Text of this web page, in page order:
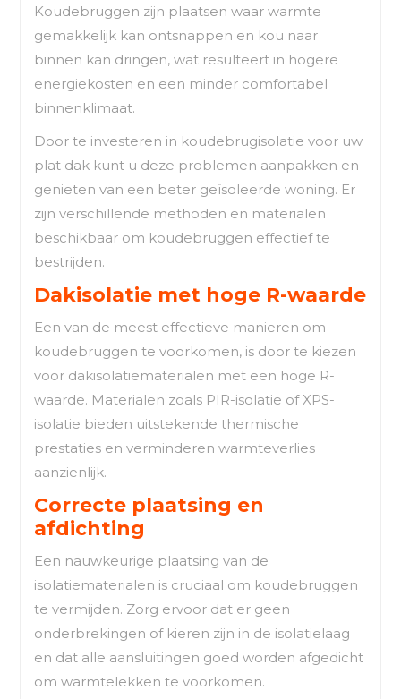
Koudebruggen zijn plaatsen waar warmte
gemakkelijk kan ontsnappen en kou naar
binnen kan dringen, wat resulteert in hogere
energiekosten en een minder comfortabel
binnenklimaat.
Door te investeren in koudebrugisolatie voor uw
plat dak kunt u deze problemen aanpakken en
genieten van een beter geïsoleerde woning. Er
zijn verschillende methoden en materialen
beschikbaar om koudebruggen effectief te
bestrijden.
Dakisolatie met hoge R-waarde
Een van de meest effectieve manieren om
koudebruggen te voorkomen, is door te kiezen
voor dakisolatiematerialen met een hoge R-
waarde. Materialen zoals PIR-isolatie of XPS-
isolatie bieden uitstekende thermische
prestaties en verminderen warmteverlies
aanzienlijk.
Correcte plaatsing en
afdichting
Een nauwkeurige plaatsing van de
isolatiematerialen is cruciaal om koudebruggen
te vermijden. Zorg ervoor dat er geen
onderbrekingen of kieren zijn in de isolatielaag
en dat alle aansluitingen goed worden afgedicht
om warmtelekken te voorkomen.